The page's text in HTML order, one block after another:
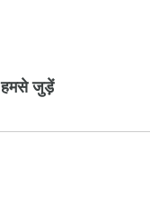
हमसे जुड़ें